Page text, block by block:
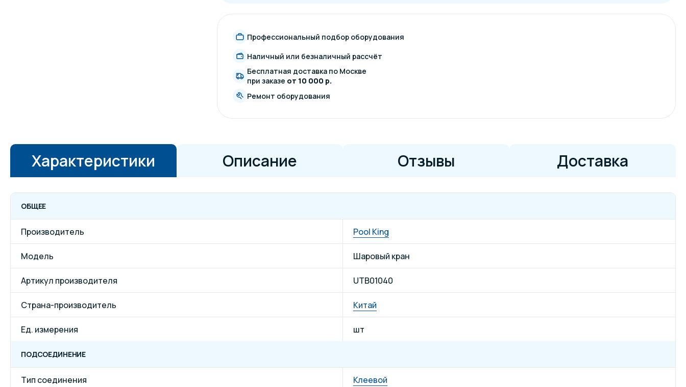
Профессиональный подбор оборудования
Наличный или безналичный рассчёт
Бесплатная доставка по Москве
при заказе от 10 000 р.
Ремонт оборудования
Характеристики Описание Отзывы Доставка
ОБЩЕЕ
Производитель Pool King
Модель Шаровый кран
Артикул производителя UTB01040
Страна-производитель Китай
Ед. измерения шт
ПОДСОЕДИНЕНИЕ
Тип соединения Клеевой